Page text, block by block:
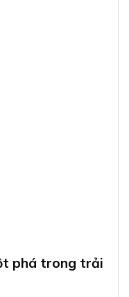
phá trong trải